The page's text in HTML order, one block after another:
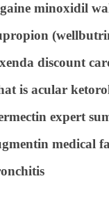
minoxidil
discount
is acular
expert
medical